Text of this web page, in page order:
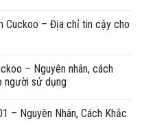
Cuckoo – Địa chỉ tin cậy cho
– Nguyên nhân, cách
người sử dụng
– Nguyên Nhân, Cách Khắc